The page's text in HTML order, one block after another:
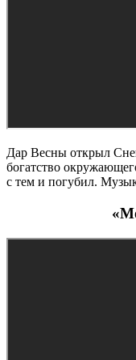
Дар Весны открыл
богатство
с тем и погубил.